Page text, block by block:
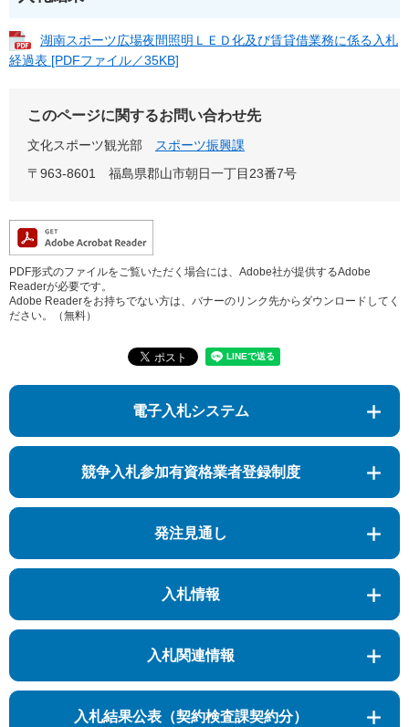
湖南スポーツ広場夜間照明ＬＥＤ化及び賃貸借業務に係る入札
経過表 [PDFファイル／35KB]
このページに関するお問い合わせ先
文化スポーツ観光部
スポーツ振興課
〒963-8601
福島県郡山市朝日一丁目23番7号
PDF形式のファイルをご覧いただく場合には、Adobe社が提供するAdobe
Readerが必要です。
Adobe Readerをお持ちでない方は、バナーのリンク先からダウンロードしてく
ださい。（無料）
電子入札システム
競争入札参加有資格業者登録制度
発注見通し
入札情報
入札関連情報
入札結果公表（契約検査課契約分）